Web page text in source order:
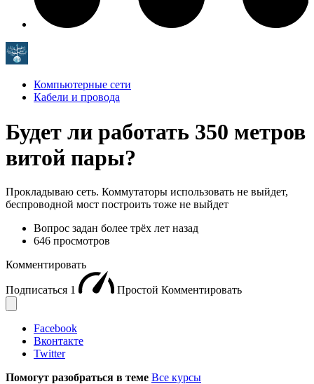
Компьютерные сети
Кабели и провода
Будет ли работать 350 метров
витой пары?
Прокладываю сеть. Коммутаторы использовать не выйдет,
беспроводной мост построить тоже не выйдет
Вопрос задан более трёх лет назад
646 просмотров
Комментировать
Подписаться 1 Простой Комментировать
Facebook
Вконтакте
Twitter
Помогут разобраться в теме Все курсы